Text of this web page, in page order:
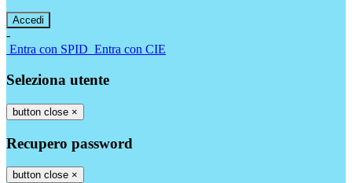
-
Entra con SPID Entra con CIE
Seleziona utente
button close ×
Recupero password
button close ×